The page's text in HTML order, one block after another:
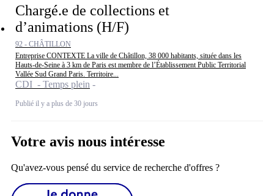
Chargé.e de collections et
d’animations (H/F)
92 - CHÂTILLON
Entreprise CONTEXTE La ville de Châtillon, 38 000 habitants, située dans les
Hauts-de-Seine à 3 km de Paris est membre de l’Établissement Public Territorial
Vallée Sud Grand Paris. Territoire...
CDI - Temps plein
Publié il y a plus de 30 jours
Votre avis nous intéresse
Qu'avez-vous pensé du service de recherche d'offres ?